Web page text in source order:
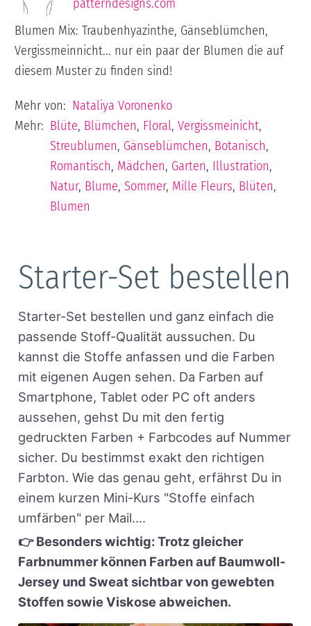
patterndesigns.com
Blumen Mix: Traubenhyazinthe, Gänseblümchen,
Vergissmeinnicht... nur ein paar der Blumen die auf
diesem Muster zu finden sind!
Mehr von: Nataliya Voronenko
Mehr: Blüte, Blümchen, Floral,Vergissmeinicht,
Streublumen, Gänseblümchen, Botanisch,
Romantisch, Mädchen, Garten, Illustration,
Natur, Blume,Sommer, Mille Fleurs, Blüten,
Blumen
Starter-Set bestellen
Starter-Set bestellen und ganz einfach die
passende Stoff-Qualität aussuchen. Du
kannst die Stoffe anfassen und die Farben
mit eigenen Augen sehen. Da Farben auf
Smartphone, Tablet oder PC oft anders
aussehen, gehst Du mit den fertig
gedruckten Farben + Farbcodes auf Nummer
sicher. Du bestimmst exakt den richtigen
Farbton. Wie das genau geht, erfährst Du in
einem kurzen Mini-Kurs "Stoffe einfach
umfärben" per Mail....
👉 Besonders wichtig: Trotz gleicher
Farbnummer können Farben auf Baumwoll-
Jersey und Sweat sichtbar von gewebten
Stoffen sowie Viskose abweichen.